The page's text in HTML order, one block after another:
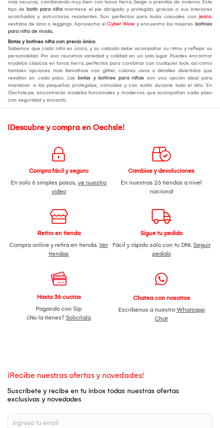
más oscuros, combinando muy bien con tonos tierra, beige o prendas de invierno. Este
tipo de botín para niña mantiene el pie abrigado y protegido, gracias a sus interiores
acolchados y estructuras resistentes. Son perfectos para looks casuales con jeans,
vestidos de lana o leggings. Aprovecha el Cyber Wow y encuentra los mejores botines
para niña de moda.
Botas y botines niña con precio único
Sabemos que cada niña es única, y su calzado debe acompañar su ritmo y reflejar su
personalidad. Por eso reunimos variedad y calidad en un solo lugar. Puedes encontrar
modelos clásicos en tonos tierra, perfectos para combinar con cualquier look, así como
también opciones más llamativas con glitter, colores vivos o detalles divertidos que
resaltan en cada paso. Las botas y botines para niñas son una opción ideal para
mantener a las pequeñas protegidas, cómodas y con estilo durante todo el año. En
Oechsle.pe, encontrarás modelos funcionales y modernos que acompañan cada paso
con seguridad y encanto.
¡Descubre y compra en Oechsle!
Compra fácil y seguro
En solo 6 simples pasos, ve nuestro
video
Cambios y devoluciones
En nuestras 26 tiendas a nivel
nacional
Retiro en tienda
Compra online y retira en tienda. Ver
tiendas
Sigue tu pedido
Fácil y rápido sólo con tu DNI. Seguir
pedido
Hasta 36 cuotas
Pagando con Sip
¿No la tienes? Solicítala
Chatea con nosotros
Escríbenos a nuestro Whatsapp
Chat
¡Recibe nuestras ofertas y novedades!
Suscríbete y recibe en tu inbox todas nuestras ofertas
exclusivas y novedades